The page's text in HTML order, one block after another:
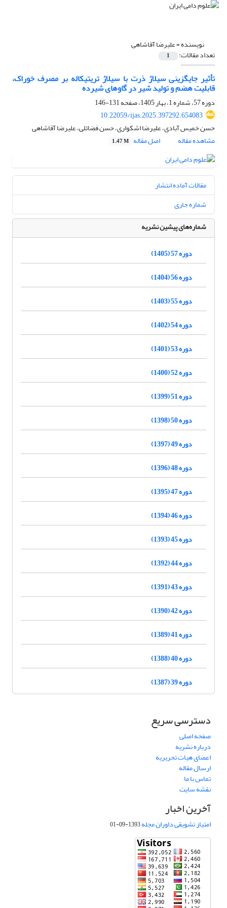
نویسنده =علیرضا آقاشاهی
تعداد مقالات: 1
تأثیر جایگزینی سیلاژ ذرت با سیلاژ تریتیکاله بر مصرف خوراک،
قابلیت هضم و تولید شیر در گاوهای شیرده
دوره 57، شماره 1، بهار 1405، صفحه
131-146
10.22059/ijas.2025.397292.654083
حسن خمیس آبادی، علیرضا اشکواری، حسن فضائلی، علیرضا آقاشاهی
مشاهده مقاله
اصل مقاله 1.47 M
مقالات آماده انتشار
شماره جاری
شماره‌های پیشین نشریه
دوره 57 (1405)
دوره 56 (1404)
دوره 55 (1403)
دوره 54 (1402)
دوره 53 (1401)
دوره 52 (1400)
دوره 51 (1399)
دوره 50 (1398)
دوره 49 (1397)
دوره 48 (1396)
دوره 47 (1395)
دوره 46 (1394)
دوره 45 (1393)
دوره 44 (1392)
دوره 43 (1391)
دوره 42 (1390)
دوره 41 (1389)
دوره 40 (1388)
دوره 39 (1387)
دسترسی سریع
صفحه اصلی
درباره نشریه
اعضای هیات تحریریه
ارسال مقاله
تماس با ما
نقشه سایت
آخرین اخبار
امتیاز تشویقی داوران مجله1393-09-01